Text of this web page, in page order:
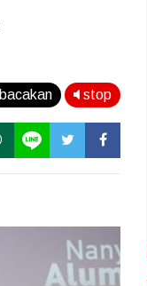
bacakan stop